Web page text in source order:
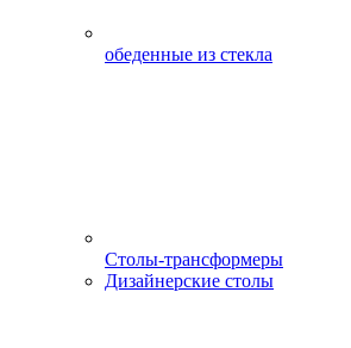
обеденные из стекла
Столы-трансформеры
Дизайнерские столы